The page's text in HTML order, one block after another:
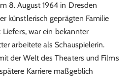
8. August 1964 in Dresden
künstlerisch geprägten Familie
Liefers, war ein bekannter
arbeitete als Schauspielerin.
der Welt des Theaters und Films
Karriere maßgeblich